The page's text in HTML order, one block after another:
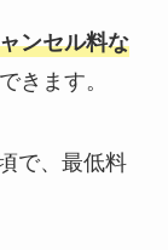
ンセル料な
きます。
で、最低料